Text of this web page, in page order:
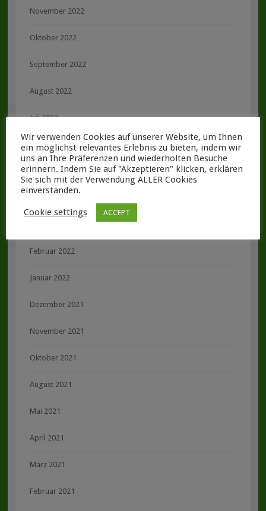
November 2022
Oktober 2022
September 2022
August 2022
Juli 2022
Juni 2022
Mai 2022
Februar 2022
Januar 2022
Dezember 2021
November 2021
Oktober 2021
August 2021
Mai 2021
April 2021
März 2021
Februar 2021
Wir verwenden Cookies auf unserer Website, um Ihnen
ein möglichst relevantes Erlebnis zu bieten, indem wir
uns an Ihre Präferenzen und wiederholten Besuche
erinnern. Indem Sie auf "Akzeptieren" klicken, erklären
Sie sich mit der Verwendung ALLER Cookies
einverstanden.
Cookie settings ACCEPT